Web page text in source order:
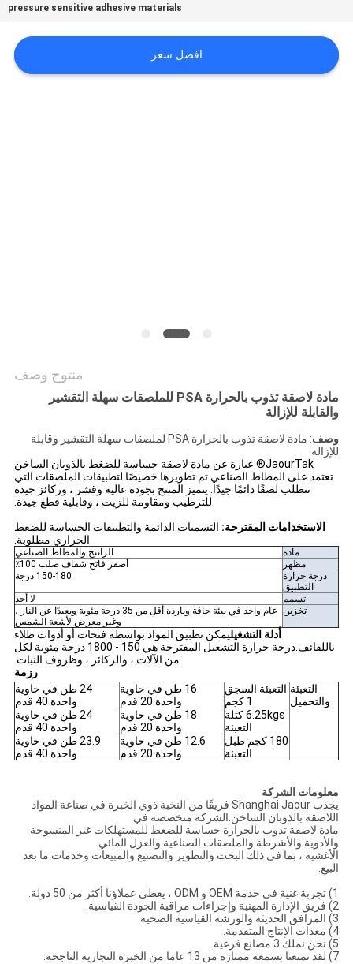
اطلب
عرض
أسعار
pressure sensitive adhesive materials
افضل سعر
منتوج وصف
مادة لاصقة تذوب بالحرارة PSA للملصقات سهلة التقشير
والقابلة للإزالة
وصف
: مادة لاصقة تذوب بالحرارة PSA لملصقات سهلة التقشير وقابلة
للإزالة
JaourTak® عبارة عن مادة لاصقة حساسة للضغط بالذوبان الساخن
تعتمد على المطاط الصناعي تم تطويرها خصيصًا لتطبيقات الملصقات التي
تتطلب لصقًا دائمًا جيدًا. يتميز المنتج بجودة عالية وقشر ، وركائز جيدة
للترطيب ومقاومة للزيت ، وقابلية قطع جيدة.
الاستخدامات المقترحة: التسميات الدائمة والتطبيقات الحساسة للضغط
الحراري مطلوبة.
مادة
الراتنج والمطاط الصناعي
مظهر
أصفر فاتح شفاف صلب 100٪
درجة حرارة
التطبيق
150-180 درجة
تسمم
لا أحد
تخزين
عام واحد في بيئة جافة وباردة أقل من 35 درجة مئوية وبعيدًا عن النار ،
وغير معرض لأشعة الشمس
أدلة التشغيليمكن تطبيق المواد بواسطة فتحات أو أدوات طلاء
باللفائف.درجة حرارة التشغيل المقترحة هي 150 - 1800 درجة مئوية لكل
من الآلات ، والركائز ، وظروف النبات.
رزمة
التعبئة
والتحميل
التعبئة السجق
1 كجم
16 طن في حاوية
واحدة 20 قدم
24 طن في حاوية
واحدة 40 قدم
6.25kgs كتلة
التعبئة
18 طن في حاوية
واحدة 20 قدم
24 طن في حاوية
واحدة 40 قدم
180 كجم طبل
التعبئة
12.6 طن في حاوية
واحدة 20 قدم
23.9 طن في حاوية
واحدة 40 قدم
معلومات الشركة
يجذب Shanghai Jaour فريقًا من النخبة ذوي الخبرة في صناعة المواد
اللاصقة بالذوبان الساخن.الشركة متخصصة في
مادة لاصقة تذوب بالحرارة حساسة للضغط للمستهلكات غير المنسوجة
والأدوية والأشرطة والملصقات الصناعية والعزل المائي
الأغشية ، بما في ذلك البحث والتطوير والتصنيع والمبيعات وخدمات ما بعد
البيع.
1) تجربة غنية في خدمة OEM و ODM ، يغطي عملاؤنا أكثر من 50 دولة.
2) فريق الإدارة المهنية وإجراءات مراقبة الجودة القياسية.
3) المرافق الحديثة والورشة القياسية الصحية.
4) معدات الإنتاج المتقدمة.
5) نحن نملك 3 مصانع فرعية.
7) لقد تمتعنا بسمعة ممتازة من 13 عاما من الخبرة التجارية الناجحة.